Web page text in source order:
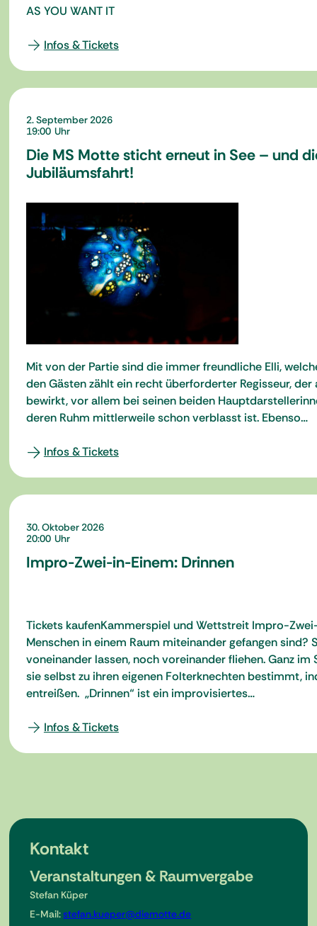
AS YOU WANT IT
Infos & Tickets
2. September 2026
19:00
Die MS Motte sticht erneut in See – und
Jubiläumsfahrt!
Mit von der Partie sind die immer freundliche Elli,
den Gästen zählt ein recht überforderter Regisseur,
bewirkt, vor allem bei seinen beiden
deren Ruhm mittlerweile schon verblasst ist. Ebenso…
Infos & Tickets
30. Oktober 2026
20:00
Impro-Zwei-in-Einem: Drinnen
Tickets kaufenKammerspiel und Wettstreit Impro-
Menschen in einem Raum miteinander gefangen sind?
voneinander lassen, noch voreinander fliehen. Ganz
sie selbst zu ihren eigenen Folterknechten bestimmt,
entreißen. „Drinnen“ ist ein improvisiertes…
Infos & Tickets
Kontakt
Veranstaltungen & Raumvergabe
Stefan Küper
E-Mail:stefan.kueper@diemotte.de